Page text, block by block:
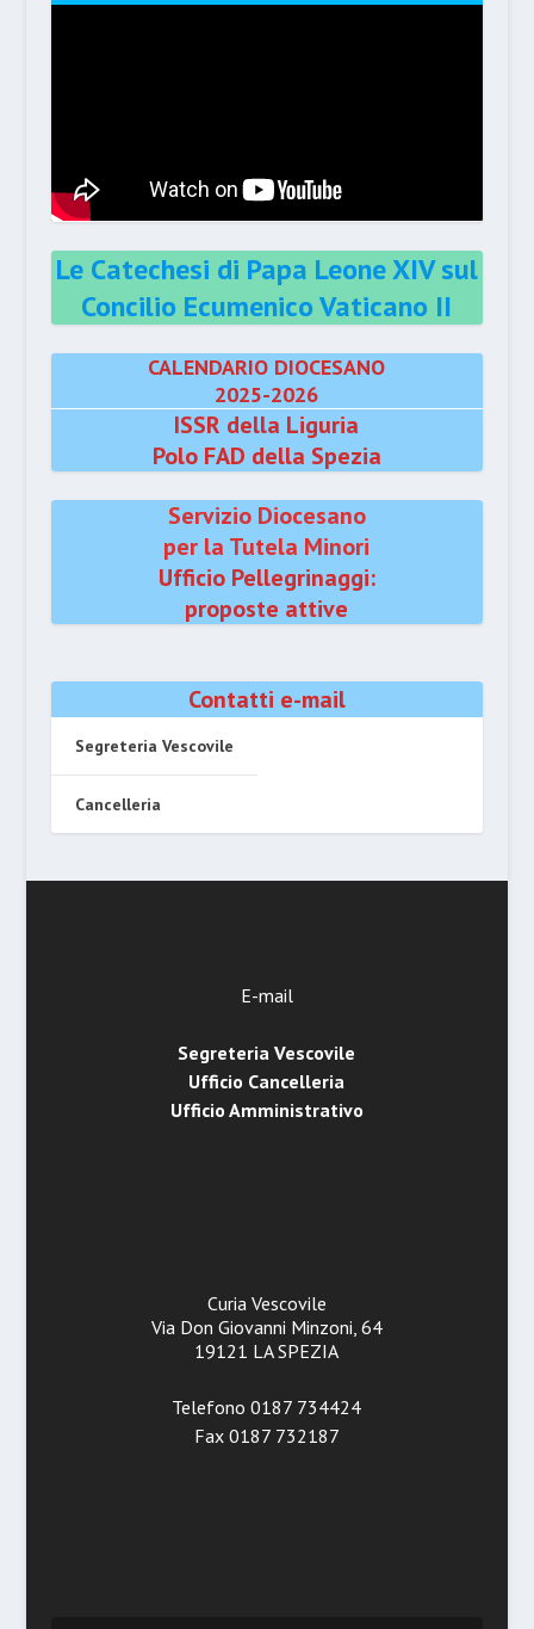
Le Catechesi di Papa Leone XIV sul
Concilio Ecumenico Vaticano II
CALENDARIO DIOCESANO
2025-2026
ISSR della Liguria
Polo FAD della Spezia
Servizio Diocesano
per la Tutela Minori
Ufficio Pellegrinaggi:
proposte attive
Contatti e-mail
Segreteria Vescovile
Cancelleria
E-mail
Segreteria Vescovile
Ufficio Cancelleria
Ufficio Amministrativo
Curia Vescovile
Via Don Giovanni Minzoni, 64
19121 LA SPEZIA
Telefono 0187 734424
Fax 0187 732187